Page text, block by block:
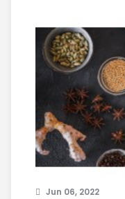
Jun 06, 2022